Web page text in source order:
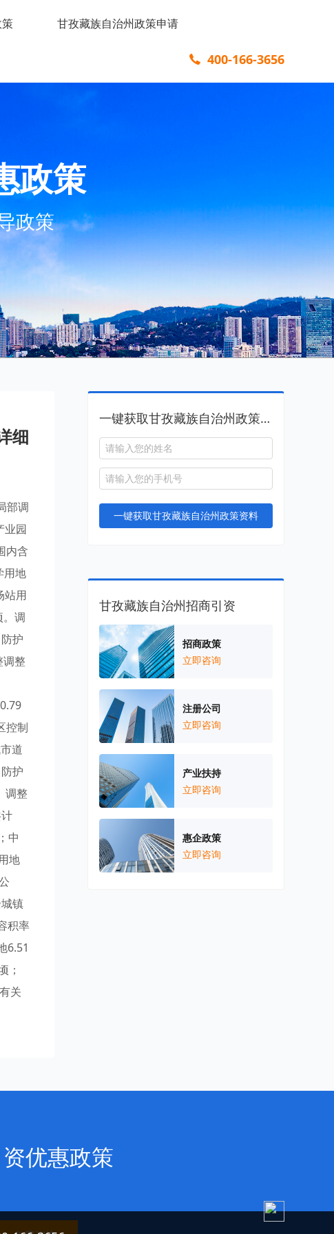
甘孜藏族自治州政策申请
400-166-3656
政策
政策
细
部调
业园
内含
用地
站用
调
护
调整
控制
道
护
调整
中
地
镇
积率
6.51
；
关
一键获取甘孜藏族自治州政策资料
一键获取甘孜藏族自治州政策资料
甘孜藏族自治州招商引资
招商政策
立即咨询
注册公司
立即咨询
产业扶持
立即咨询
惠企政策
立即咨询
优惠政策